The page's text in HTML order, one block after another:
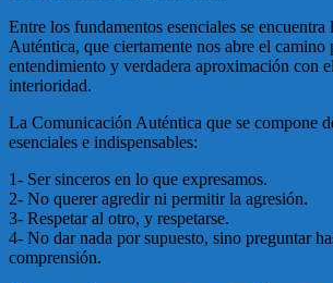
Entre los fundamentos esenciales se
Auténtica, que ciertamente nos abre el camino
entendimiento y verdadera aproximación con
interioridad.
La Comunicación Auténtica que se compone
esenciales e indispensables:
1- Ser sinceros en lo que expresamos.
2- No querer agredir ni permitir la agresión.
3- Respetar al otro, y respetarse.
4- No dar nada por supuesto, sino preguntar
comprensión.